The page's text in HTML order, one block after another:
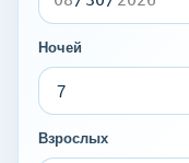
Ночей
Взрослых